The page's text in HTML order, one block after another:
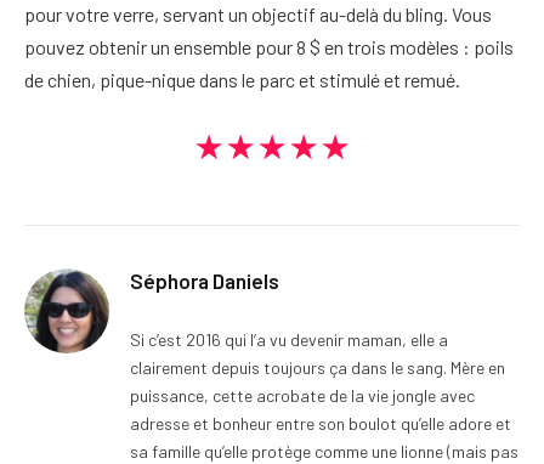
pour votre verre, servant un objectif au-delà du bling. Vous
pouvez obtenir un ensemble pour 8 $ en trois modèles : poils
de chien, pique-nique dans le parc et stimulé et remué.
★★★★★
Séphora Daniels
Si c’est 2016 qui l’a vu devenir maman, elle a
clairement depuis toujours ça dans le sang. Mère en
puissance, cette acrobate de la vie jongle avec
adresse et bonheur entre son boulot qu’elle adore et
sa famille qu’elle protège comme une lionne (mais pas